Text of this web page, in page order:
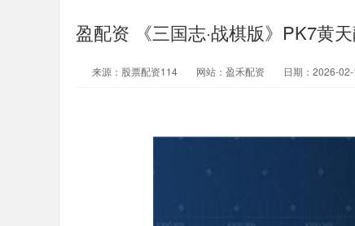
盈配资 《三国志·战棋版》PK7黄
来源：股票配资114 网站：盈禾配资 日期：2026-